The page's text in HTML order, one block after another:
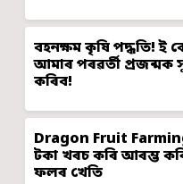
বহনক্ষম কৃষি পদ্ধতি! ই
আমাৰ পৰৱৰ্তী প্ৰজন্মক
কৰিব!
Dragon Fruit
টকা খৰচ কৰি আৰম্ভ
ফলৰ খেতি